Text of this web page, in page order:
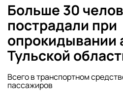
Больше 30
пострадали при
опрокидывании
Тульской
Всего в транспортном
пассажиров